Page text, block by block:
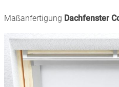
Maßanfertigung Dachfenster